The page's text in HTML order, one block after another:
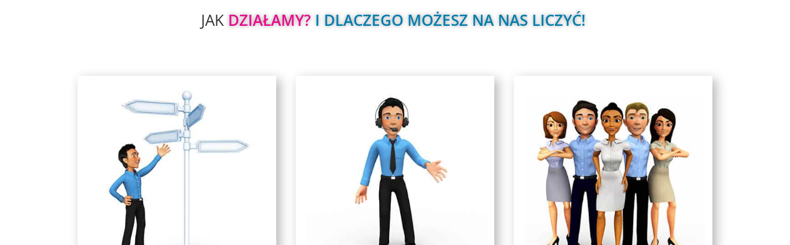
JAK DZIAŁAMY? I DLACZEGO MOŻESZ NA NAS LICZYĆ!
Znamy wszystkie te platformy
Nie musisz analizować, porównywać
i testować kolejnych rozwiązań. Wiemy
o nich wszystko. Zależnie od tego jakiej
kategorii wydarzenie organizujesz i dla
jakiej grupy docelowej – wybierzemy
Mamy rozwiązania na każdy budżet, tym też
Event manager w zestawie
Decydując się na współpracę z nami,
w komplecie z wybraną platformą,
otrzymasz do dyspozycji
event managera
Osobę doświadczoną w organizacji
wydarzeń awatarowych.
Wspólnie ułożymy harmonogram działań
i dopilnujemy wszystkich szczegółów tak,
Kompleksowa obsługa gości
Goście, zaraz po zalogowaniu, witani są
przez hostessy, które pomagają im stawiać
pierwsze kroki oraz podpowiadają jak
korzystać z platformy.
W czasie trwania wydarzenia, uruchomiona
jest infolinia techniczna, która przez
telefon, czat i mailowo odpowiada na
zgłaszane pytania, pomagając w
skonfigurowaniu komputera.